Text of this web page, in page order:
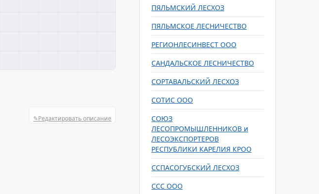
✎Редактировать описание
ПЯЛЬМСКИЙ ЛЕСХОЗ
ПЯЛЬМСКОЕ ЛЕСНИЧЕСТВО
РЕГИОНЛЕСИНВЕСТ ООО
САНДАЛЬСКОЕ ЛЕСНИЧЕСТВО
СОРТАВАЛЬСКИЙ ЛЕСХОЗ
СОТИС ООО
СОЮЗ
ЛЕСОПРОМЫШЛЕННИКОВ и
ЛЕСОЭКСПОРТЕРОВ
РЕСПУБЛИКИ КАРЕЛИЯ КРОО
ССПАСОГУБСКИЙ ЛЕСХОЗ
ССС ООО